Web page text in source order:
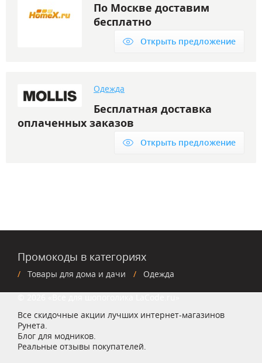
По Москве доставим
бесплатно
Открыть предложение
Одежда
Бесплатная доставка
оплаченных заказов
Открыть предложение
Промокоды в категориях
Товары для дома и дачи Одежда
Все скидочные акции лучших интернет-магазинов
Рунета.
Блог для модников.
Реальные отзывы покупателей.